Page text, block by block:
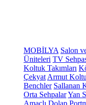
MOBİLYA Salon
Üniteleri TV
Koltuk Takımları
Çekyat Armut
Benchler Sallanan
Orta SehpalarYan
Amaçlı Dolap